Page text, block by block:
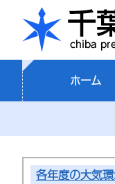
ホーム
各年度の大気